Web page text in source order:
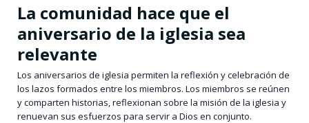
La comunidad hace que el
aniversario de la iglesia sea
relevante
Los aniversarios de iglesia permiten la reflexión y celebración de
los lazos formados entre los miembros. Los miembros se reúnen
y comparten historias, reflexionan sobre la misión de la iglesia y
renuevan sus esfuerzos para servir a Dios en conjunto.